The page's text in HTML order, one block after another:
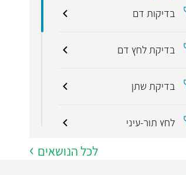
בדיקות דם
בדיקת לחץ דם
בדיקת שתן
לחץ תוך-עיני
לכל הנושאים